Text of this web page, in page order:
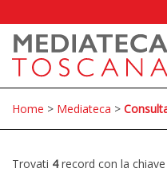
Home > Mediateca >
Trovati 4record con la chiave